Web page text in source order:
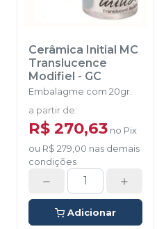
Cerâmica Initial MC
Translucence
Modifiel - GC
Embalagme com 20gr.
a partir de:
R$ 270,63 no Pix
ou R$ 279,00 nas demais
condições
Adicionar